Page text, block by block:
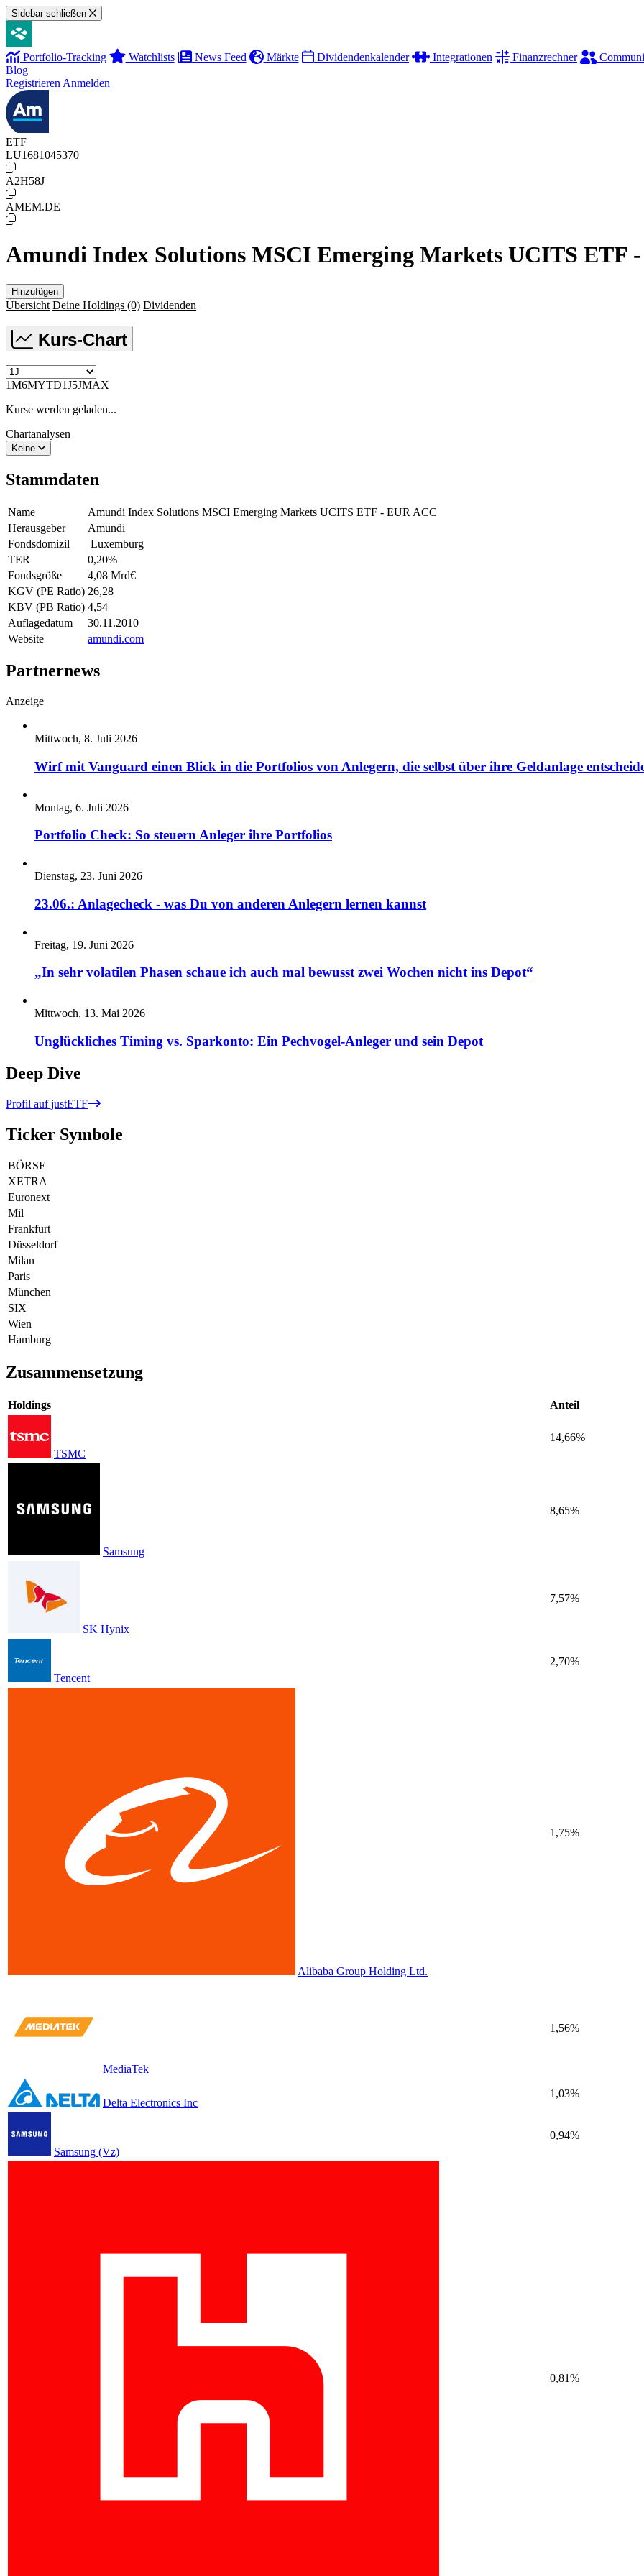
Sidebar schließen
Portfolio-Tracking Watchlists News Feed Märkte Dividendenkalender Integrationen Finanzrechner
Blog
Registrieren Anmelden
ETF
LU1681045370
A2H58J
AMEM.DE
Amundi Index Solutions MSCI Emerging Markets UCITS ETF
Hinzufügen
Übersicht Deine Holdings (0) Dividenden
Kurs-Chart
1M6MYTD1J5JMAX
Kurse werden geladen...
Chartanalysen
Keine
Stammdaten
Name
Amundi Index Solutions MSCI Emerging Markets UCITS ETF - EUR ACC
Herausgeber
Amundi
Fondsdomizil
Luxemburg
TER
0,20%
Fondsgröße
4,08 Mrd€
KGV (PE Ratio) 26,28
KBV (PB Ratio) 4,54
Auflagedatum
30.11.2010
Website
amundi.com
Partnernews
Anzeige
Mittwoch, 8. Juli 2026
Wirf mit Vanguard einen Blick in die Portfolios von Anlegern, die selbst über ihre Geldanlage
Montag, 6. Juli 2026
Portfolio Check: So steuern Anleger ihre Portfolios
Dienstag, 23. Juni 2026
23.06.: Anlagecheck - was Du von anderen Anlegern lernen kannst
Freitag, 19. Juni 2026
„In sehr volatilen Phasen schaue ich auch mal bewusst zwei Wochen nicht ins Depot“
Mittwoch, 13. Mai 2026
Unglückliches Timing vs. Sparkonto: Ein Pechvogel-Anleger und sein Depot
Deep Dive
Profil auf justETF
Ticker Symbole
BÖRSE
XETRA
Euronext
Mil
Frankfurt
Düsseldorf
Milan
Paris
München
SIX
Wien
Hamburg
Zusammensetzung
Holdings Anteil
TSMC
14,66%
Samsung
8,65%
SK Hynix
7,57%
Tencent
2,70%
Alibaba Group Holding Ltd.
1,75%
MediaTek
1,56%
Delta Electronics Inc
1,03%
Samsung (Vz)
0,94%
0,81%